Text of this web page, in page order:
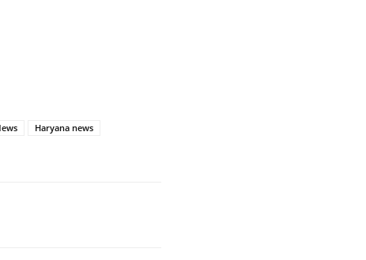
Haryana news